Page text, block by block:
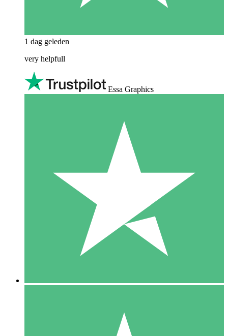
1 dag geleden
very helpfull
Essa Graphics